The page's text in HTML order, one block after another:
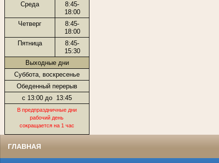
Среда
8:45-
18:00
Четверг
8:45-
18:00
Пятница
8:45-
15:30
Выходные дни
Суббота, воскресенье
Обеденный перерыв
с 13:00 до 13:45
В предпраздничные дни
рабочий день
сокращается на 1 час
ГЛАВНАЯ